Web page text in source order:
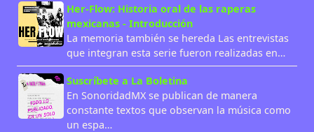
Her-Flow: Historia oral de las raperas
mexicanas - Introducción
La memoria también se hereda Las entrevistas
que integran esta serie fueron realizadas en…
Suscríbete a La Boletina
En SonoridadMX se publican de manera
constante textos que observan la música como
un espa…